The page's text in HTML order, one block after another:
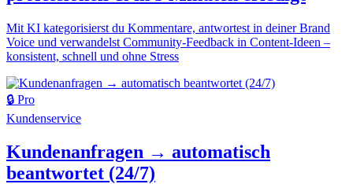
Mit KI kategorisierst du Kommentare, antwortest in deiner Brand
Voice und verwandelst Community-Feedback in Content-Ideen –
konsistent, schnell und ohne Stress
🔒 Pro
Kundenservice
Kundenanfragen → automatisch
beantwortet (24/7)